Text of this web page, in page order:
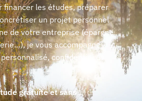
financer les études, préparer
un projet personnel
de votre entreprise (épargne
je vous accompagne
confidentiel et
gratuite et sans